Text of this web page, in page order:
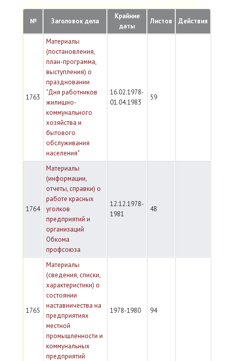
№ Заголовок дела
Крайние
даты
Листов Действия
1763
Материалы
(постановления,
план-программа,
выступления) о
праздновании
"Дня работников
жилищно-
коммунального
хозяйства и
бытового
обслуживания
населения"
16.02.1978-
01.04.1983
59
1764
Материалы
(информации,
отчеты, справки) о
работе красных
уголков
предприятий и
организаций
Обкома
профсоюза
12.12.1978-
1981
48
1765
Материалы
(сведения, списки,
характеристики) о
состоянии
наставничества на
предприятиях
местной
промышленности и
коммунальных
предприятий
1978-1980 94